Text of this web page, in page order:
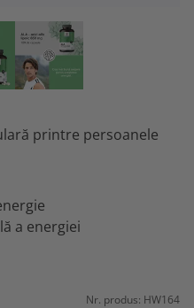
printre persoanele
a energiei
Nr. produs: HW164